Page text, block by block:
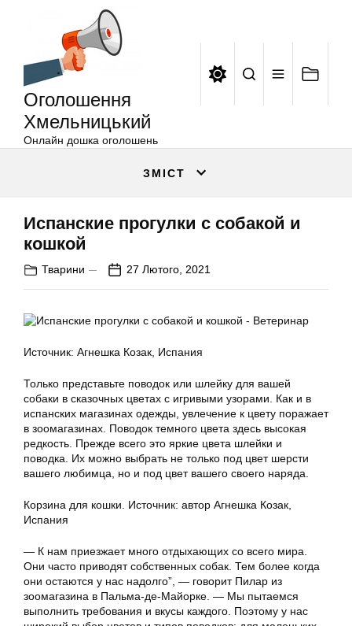
Оголошення
Хмельницький
Онлайн дошка оголошень
ЗМІСТ
Испанские прогулки с собакой и
кошкой
Тварини 27 Лютого, 2021
Источник: Агнешка Козак, Испания
Только представьте поводок или шлейку для вашей
собаки в сказочных цветах с игривыми узорами. Как и в
испанских магазинах одежды, увлечение к цвету поражает
в зоомагазинах. Поводок темного цвета здесь высокая
редкость. Прежде всего это яркие цвета шлейки и
поводка. Их можно выбрать не только под цвет шерсти
вашего любимца, но и под цвет вашего своего наряда.
Корзина для кошки. Источник: автор Агнешка Козак,
Испания
— К нам приезжает много отдыхающих со всего мира.
Они часто приводят собственных собак. Тем более когда
они остаются у нас надолго”, — говорит Пилар из
зоомагазина в Пальма-де-Майорке. — Мы пытаемся
выполнить требования и вкусы каждого. Поэтому у нас